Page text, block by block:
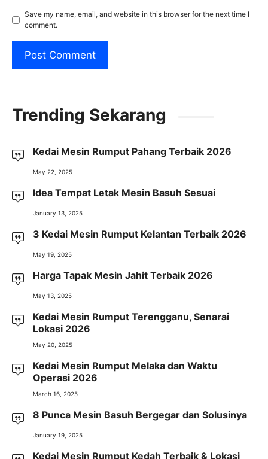
Save my name, email, and website in this browser for the next time I
comment.
Trending Sekarang
Kedai Mesin Rumput Pahang Terbaik 2026
May 22, 2025
Idea Tempat Letak Mesin Basuh Sesuai
January 13, 2025
3 Kedai Mesin Rumput Kelantan Terbaik 2026
May 19, 2025
Harga Tapak Mesin Jahit Terbaik 2026
May 13, 2025
Kedai Mesin Rumput Terengganu, Senarai
Lokasi 2026
May 20, 2025
Kedai Mesin Rumput Melaka dan Waktu
Operasi 2026
March 16, 2025
8 Punca Mesin Basuh Bergegar dan Solusinya
January 19, 2025
Kedai Mesin Rumput Kedah Terbaik & Lokasi